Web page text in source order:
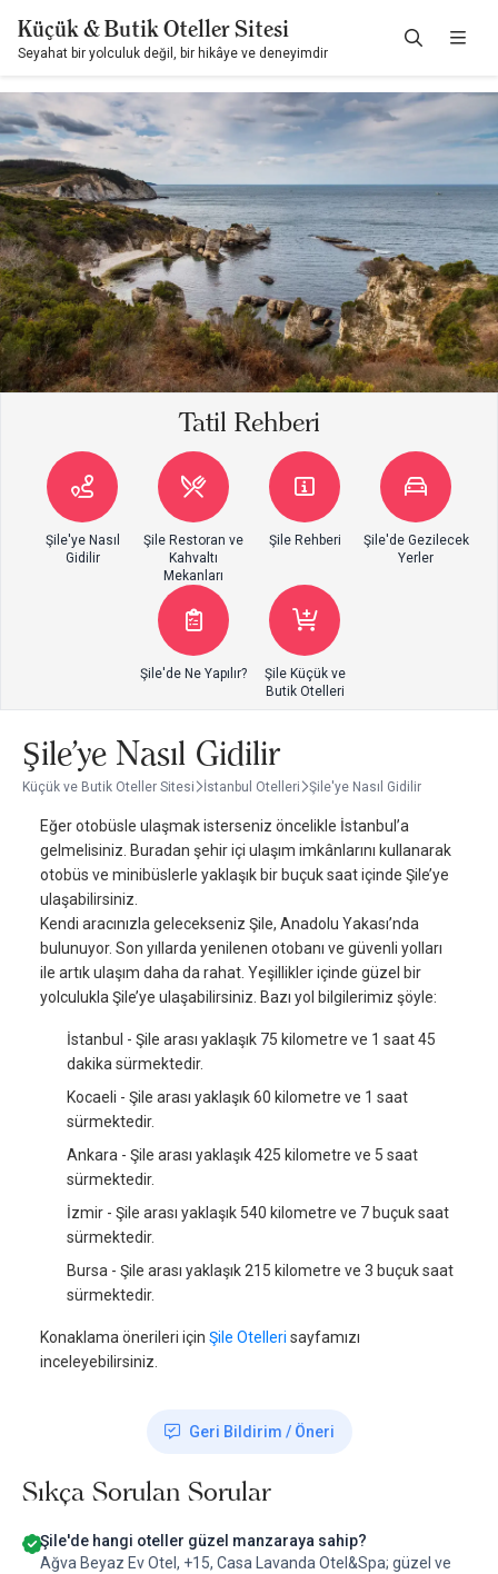
Küçük & Butik Oteller Sitesi
Seyahat bir yolculuk değil, bir hikâye ve deneyimdir
Tatil Rehberi
Şile'ye Nasıl
Gidilir
Şile Restoran ve
Kahvaltı
Mekanları
Şile Rehberi
Şile'de Gezilecek
Yerler
Şile'de Ne Yapılır?
Şile Küçük ve
Butik Otelleri
Şile'ye Nasıl Gidilir
Küçük ve Butik Oteller Sitesi İstanbul Otelleri Şile'ye Nasıl Gidilir
Eğer otobüsle ulaşmak isterseniz öncelikle İstanbul’a
gelmelisiniz. Buradan şehir içi ulaşım imkânlarını kullanarak
otobüs ve minibüslerle yaklaşık bir buçuk saat içinde Şile’ye
ulaşabilirsiniz.
Kendi aracınızla gelecekseniz Şile, Anadolu Yakası’nda
bulunuyor. Son yıllarda yenilenen otobanı ve güvenli yolları
ile artık ulaşım daha da rahat. Yeşillikler içinde güzel bir
yolculukla Şile’ye ulaşabilirsiniz. Bazı yol bilgilerimiz şöyle:
İstanbul - Şile arası yaklaşık 75 kilometre ve 1 saat 45
dakika sürmektedir.
Kocaeli - Şile arası yaklaşık 60 kilometre ve 1 saat
sürmektedir.
Ankara - Şile arası yaklaşık 425 kilometre ve 5 saat
sürmektedir.
İzmir - Şile arası yaklaşık 540 kilometre ve 7 buçuk saat
sürmektedir.
Bursa - Şile arası yaklaşık 215 kilometre ve 3 buçuk saat
sürmektedir.
Konaklama önerileri için Şile Otelleri sayfamızı
inceleyebilirsiniz.
Geri Bildirim / Öneri
Sıkça Sorulan Sorular
Şile'de hangi oteller güzel manzaraya sahip?
Ağva Beyaz Ev Otel, +15, Casa Lavanda Otel&Spa; güzel ve